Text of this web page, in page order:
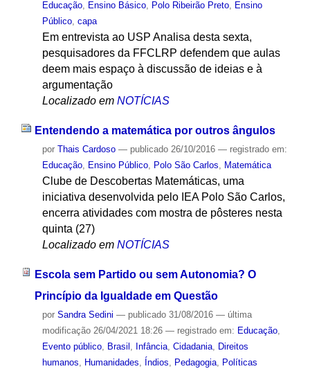
Educação, Ensino Básico, Polo Ribeirão Preto, Ensino
Público, capa
Em entrevista ao USP Analisa desta sexta,
pesquisadores da FFCLRP defendem que aulas
deem mais espaço à discussão de ideias e à
argumentação
Localizado em NOTÍCIAS
Entendendo a matemática por outros ângulos
por Thais Cardoso — publicado26/10/2016 — registrado em:
Educação, Ensino Público, Polo São Carlos, Matemática
Clube de Descobertas Matemáticas, uma
iniciativa desenvolvida pelo IEA Polo São Carlos,
encerra atividades com mostra de pôsteres nesta
quinta (27)
Localizado em NOTÍCIAS
Escola sem Partido ou sem Autonomia? O
Princípio da Igualdade em Questão
por Sandra Sedini — publicado31/08/2016 — última
modificação26/04/2021 18:26 — registrado em: Educação,
Evento público, Brasil Infância, Cidadania,
Direitos
humanos
Humanidades Índios Pedagogia,
Políticas